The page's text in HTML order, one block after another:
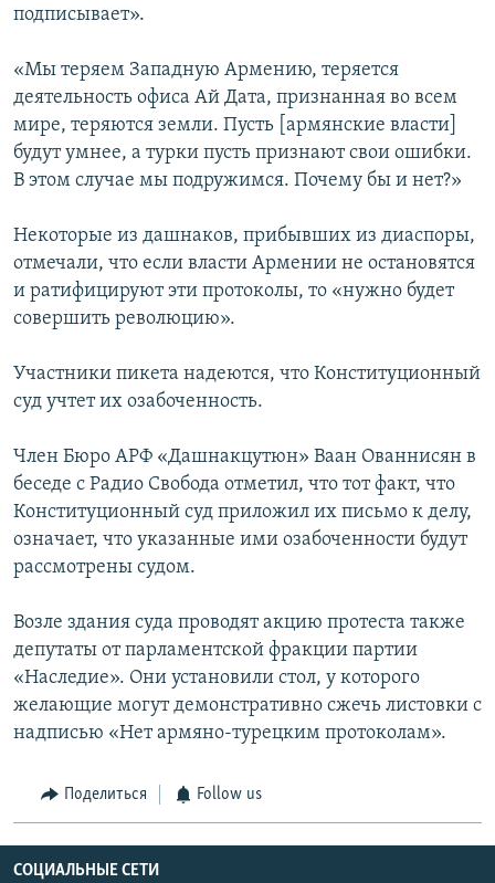
подписывает».
«Мы теряем Западную Армению, теряется
деятельность офиса Ай Дата, признанная во всем
мире, теряются земли. Пусть [армянские власти]
будут умнее, а турки пусть признают свои ошибки.
В этом случае мы подружимся. Почему бы и нет?»
Некоторые из дашнаков, прибывших из диаспоры,
отмечали, что если власти Армении не остановятся
и ратифицируют эти протоколы, то «нужно будет
совершить революцию».
Участники пикета надеются, что Конституционный
суд учтет их озабоченность.
Член Бюро АРФ «Дашнакцутюн» Ваан Ованнисян в
беседе с Радио Свобода отметил, что тот факт, что
Конституционный суд приложил их письмо к делу,
означает, что указанные ими озабоченности будут
рассмотрены судом.
Возле здания суда проводят акцию протеста также
депутаты от парламентской фракции партии
«Наследие». Они установили стол, у которого
желающие могут демонстративно сжечь листовки с
надписью «Нет армяно-турецким протоколам».
Поделиться Follow us
СОЦИАЛЬНЫЕ СЕТИ